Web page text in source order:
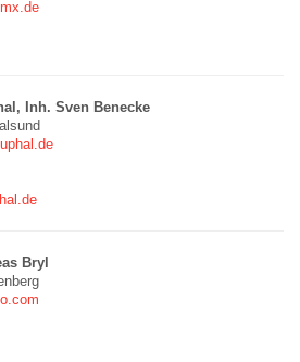
Inh. Sven Benecke
Bryl